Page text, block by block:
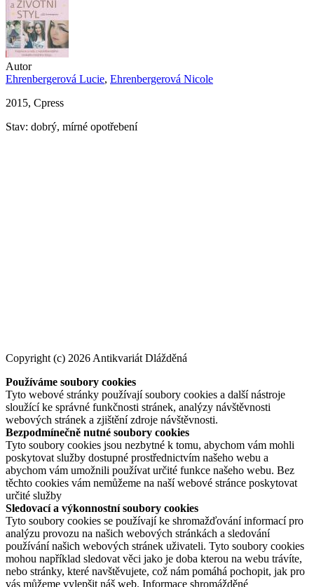
Autor
Ehrenbergerová Lucie, Ehrenbergerová Nicole
2015, Cpress
Stav: dobrý, mírné opotřebení
Copyright (c) 2026 Antikvariát Dlážděná
Používáme soubory cookies
Tyto webové stránky používají soubory cookies a další nástroje
sloužící ke správné funkčnosti stránek, analýzy návštěvnosti
webových stránek a zjištění zdroje návštěvnosti.
Bezpodmínečně nutné soubory cookies
Tyto soubory cookies jsou nezbytné k tomu, abychom vám mohli
poskytovat služby dostupné prostřednictvím našeho webu a
abychom vám umožnili používat určité funkce našeho webu. Bez
těchto cookies vám nemůžeme na naší webové stránce poskytovat
určité služby
Sledovací a výkonnostní soubory cookies
Tyto soubory cookies se používají ke shromažďování informací pro
analýzu provozu na našich webových stránkách a sledování
používání našich webových stránek uživateli. Tyto soubory cookies
mohou například sledovat věci jako je doba kterou na webu trávíte,
nebo stránky, které navštěvujete, což nám pomáhá pochopit, jak pro
vás můžeme vylepšit náš web. Informace shromážděné